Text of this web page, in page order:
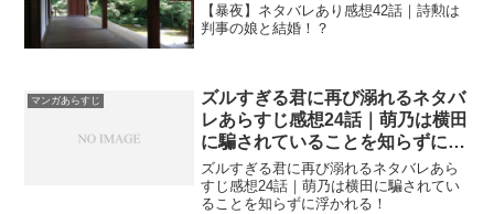
【暴夜】ネタバレあり感想42話｜詩勲は
判事の娘と結婚！？
マンガあらすじ
ズルすぎる君に再び溺れるネタバ
レあらすじ感想24話｜萌乃は横田
に騙されていることを知らずに浮
かれる！
ズルすぎる君に再び溺れるネタバレあら
すじ感想24話｜萌乃は横田に騙されてい
ることを知らずに浮かれる！